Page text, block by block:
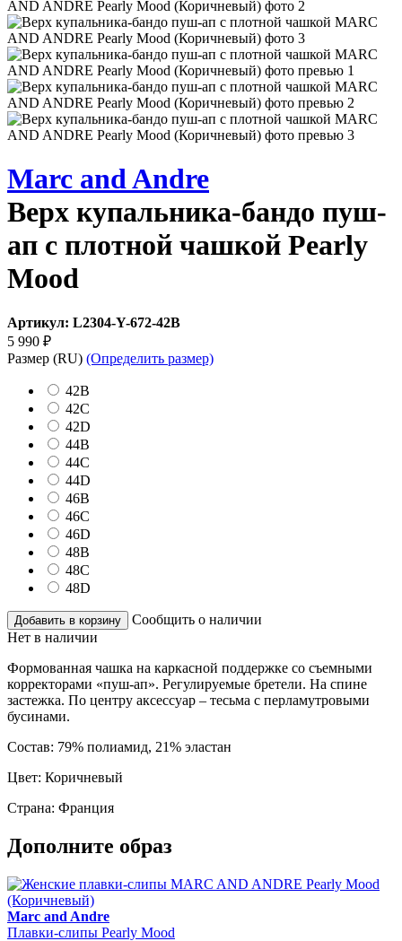
Marc and Andre
Верх купальника-бандо пуш-
ап с плотной чашкой Pearly
Mood
Артикул: L2304-Y-672-42B
5 990 ₽
Размер (RU) (Определить размер)
42B
42C
42D
44B
44C
44D
46B
46C
46D
48B
48C
48D
Добавить в корзину
Сообщить о наличии
Нет в наличии
Формованная чашка на каркасной поддержке со съемными
корректорами «пуш-ап». Регулируемые бретели. На спине
застежка. По центру аксессуар – тесьма с перламутровыми
бусинами.
Состав: 79% полиамид, 21% эластан
Цвет: Коричневый
Страна: Франция
Дополните образ
Marc and Andre
Плавки-слипы Pearly Mood